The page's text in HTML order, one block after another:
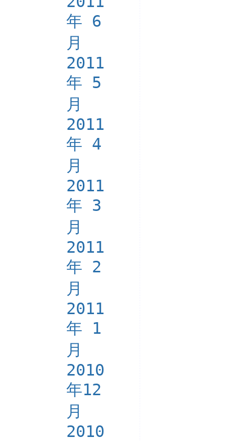
年 6
月
2011
年 5
月
2011
年 4
月
2011
年 3
月
2011
年 2
月
2011
年 1
月
2010
年12
月
2010